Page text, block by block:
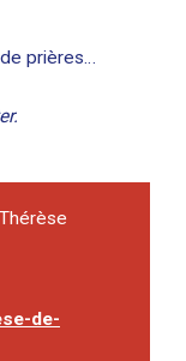
prières…
de-